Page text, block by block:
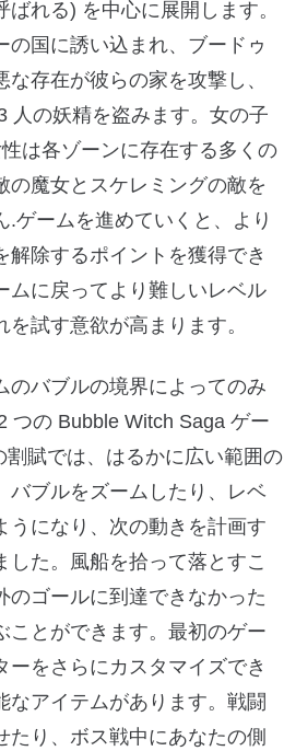
れる) を中心に展開します。
の国に誘い込まれ、ブードゥ
存在が彼らの家を攻撃し、
人の妖精を盗みます。女の子
は各ゾーンに存在する多くの
の魔女とスケレミングの敵を
.ゲームを進めていくと、より
解除するポイントを獲得でき
ムに戻ってより難しいレベル
試す意欲が高まります。
のバブルの境界によってのみ
つの Bubble Witch Saga ゲー
賦では、はるかに広い範囲の
バブルをズームしたり、レベ
うになり、次の動きを計画す
した。風船を拾って落とすこ
のゴールに到達できなかった
ことができます。最初のゲー
ーをさらにカスタマイズでき
なアイテムがあります。戦闘
たり、ボス戦中にあなたの側